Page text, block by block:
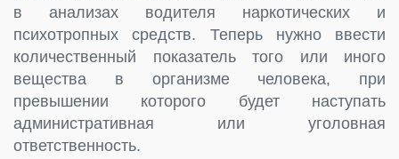
в анализах водителя наркотических и
психотропных средств. Теперь нужно ввести
количественный показатель того или иного
вещества в организме человека, при
превышении которого будет наступать
административная или уголовная
ответственность.